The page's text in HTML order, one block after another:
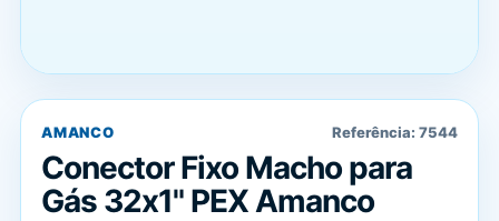
AMANCO Referência: 7544
Conector Fixo Macho para
Gás 32x1" PEX Amanco